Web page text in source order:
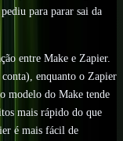
para parar sai da
entre Make e Zapier.
enquanto o Zapier
modelo do Make tende
mais rápido do que
é mais fácil de